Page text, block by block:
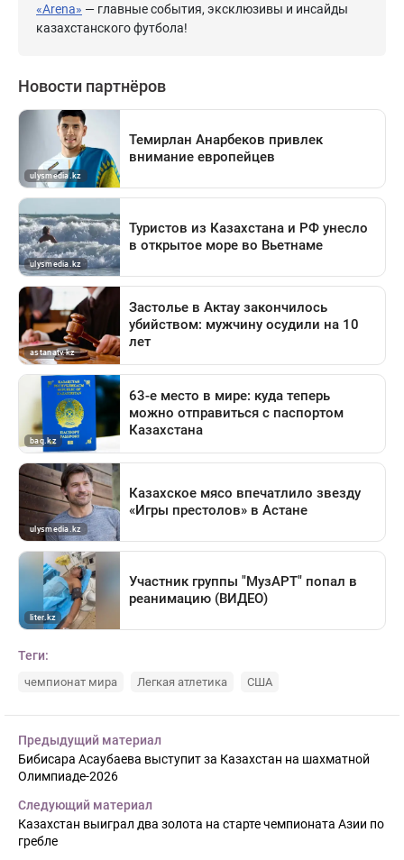
«Arena» — главные события, эксклюзивы и инсайды
казахстанского футбола!
Теги:
чемпионат мира Легкая атлетика США
Предыдущий материал
Бибисара Асаубаева выступит за Казахстан на шахматной
Олимпиаде-2026
Следующий материал
Казахстан выиграл два золота на старте чемпионата Азии по
гребле